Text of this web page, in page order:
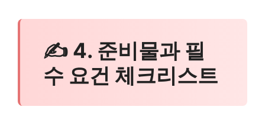
✍ 4. 준비물과 필
수 요건 체크리스트